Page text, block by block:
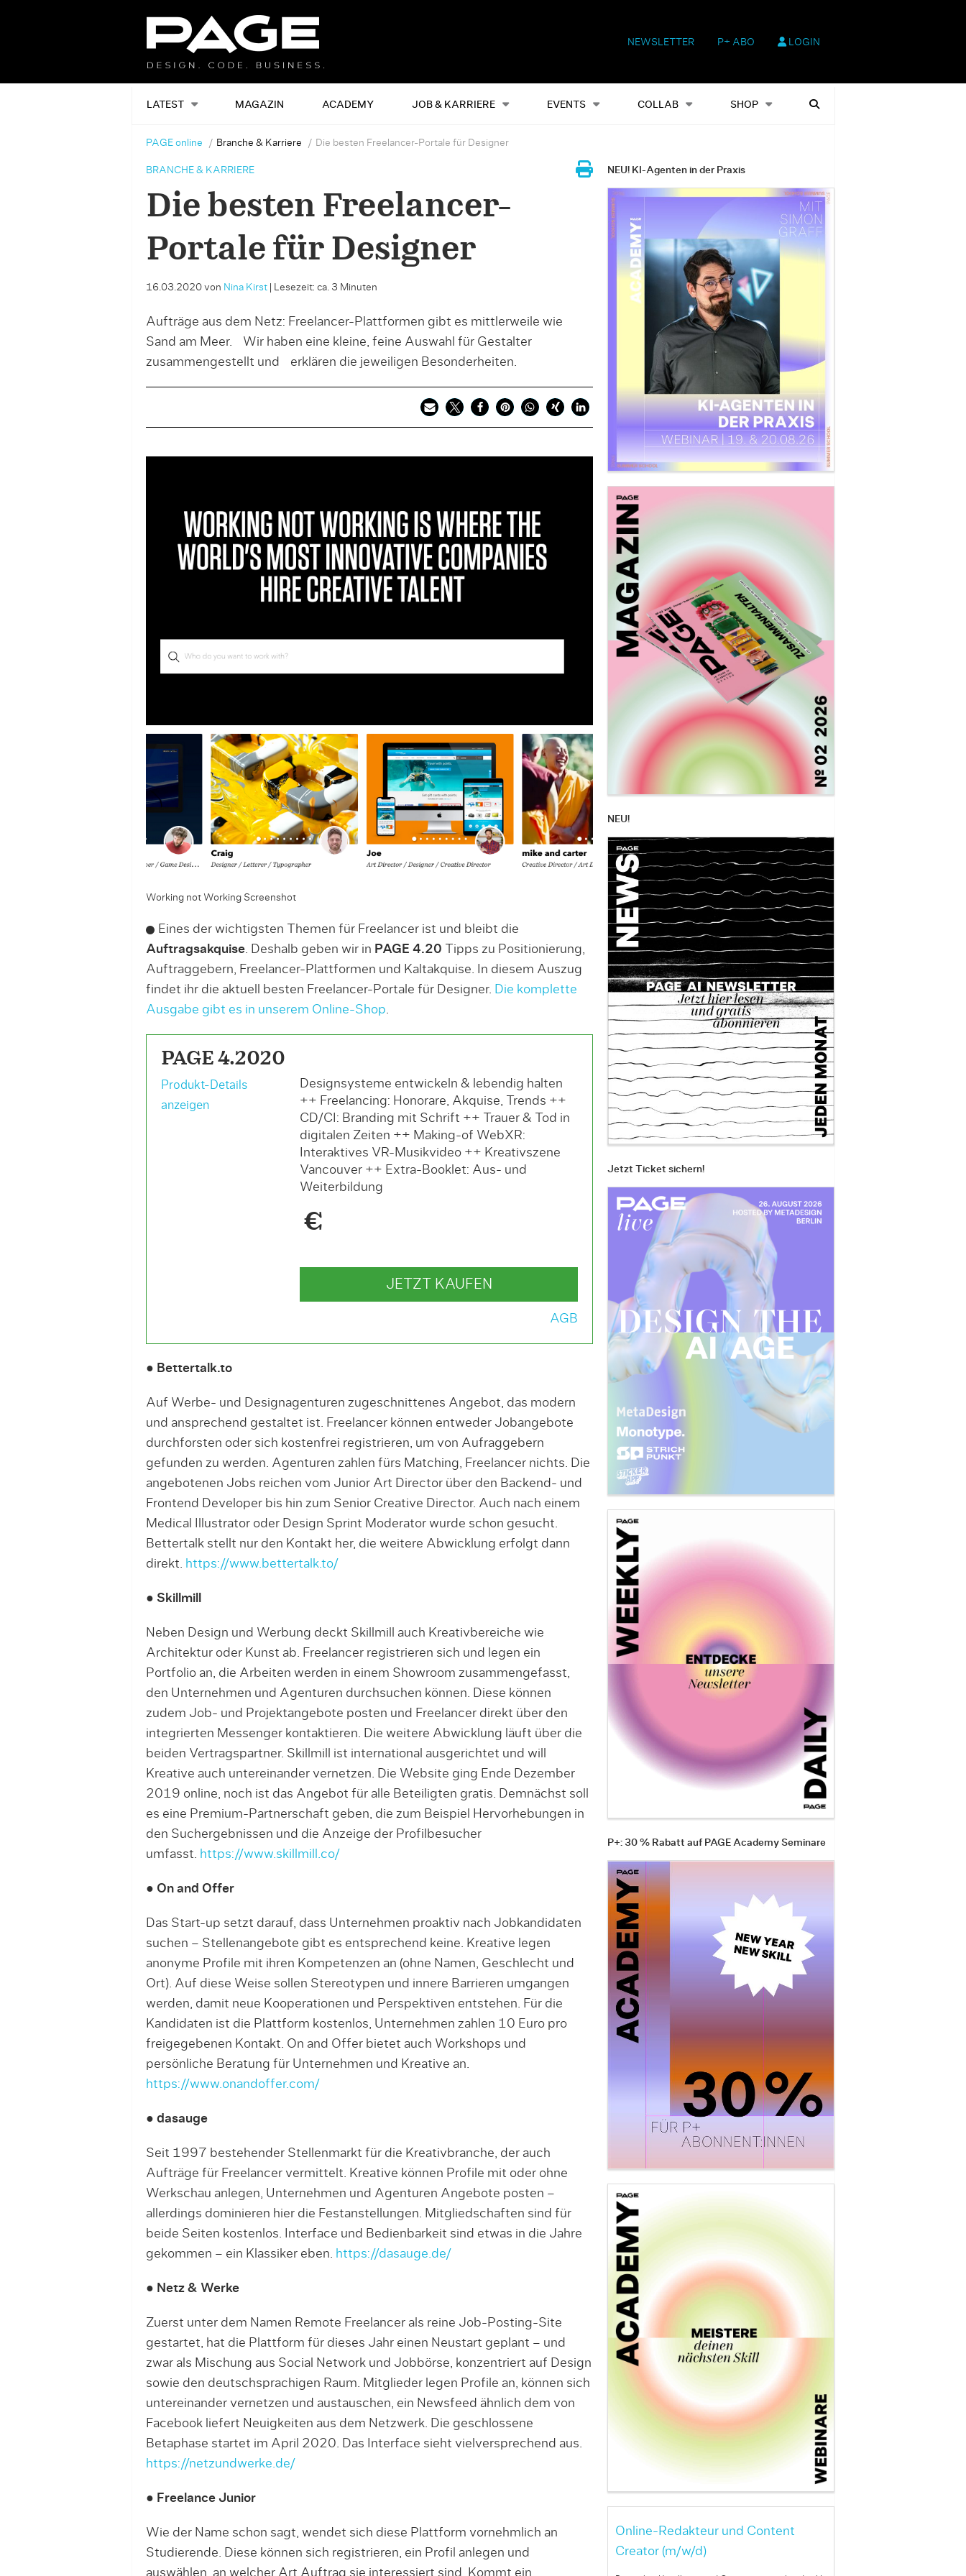
NEWSLETTER P+ ABO LOGIN
LATEST MAGAZIN ACADEMY JOB & KARRIERE EVENTS COLLAB SHOP
Alles Events Shop Heftausgaben Suchen
PAGE online Branche & Karriere Die besten Freelancer-Portale für Designer
BRANCHE & KARRIERE
Die besten Freelancer-
Portale für Designer
16.03.2020 von Nina Kirst| Lesezeit: ca. 3 Minuten
Aufträge aus dem Netz: Freelancer-Plattformen gibt es mittlerweile wie
Sand am Meer. Wir haben eine kleine, feine Auswahl für Gestalter
zusammengestellt und erklären die jeweiligen Besonderheiten.
Working not Working Screenshot
Eines der wichtigsten Themen für Freelancer ist und bleibt die
Auftragsakquise. Deshalb geben wir in PAGE 4.20 Tipps zu Positionierung,
Auftraggebern, Freelancer-Plattformen und Kaltakquise. In diesem Auszug
findet ihr die aktuell besten Freelancer-Portale für Designer. Die komplette
Ausgabe gibt es in unserem Online-Shop.
PAGE 4.2020
Produkt-Details
anzeigen
Designsysteme entwickeln & lebendig halten
++ Freelancing: Honorare, Akquise, Trends ++
CD/CI: Branding mit Schrift ++ Trauer & Tod in
digitalen Zeiten ++ Making-of WebXR:
Interaktives VR-Musikvideo ++ Kreativszene
Vancouver ++ Extra-Booklet: Aus- und
Weiterbildung
€
JETZT KAUFEN
AGB
● Bettertalk.to
Auf Werbe- und Designagen­turen zugeschnittenes Angebot, das modern
und ansprechend gestaltet ist. Freelancer kön­nen ent­weder Jobangebote
durchforsten oder sich kos­tenfrei registrieren, um von Aufragge­bern
gefunden zu werden. Agenturen zahlen fürs Matching, Freelancer nichts. Die
ange­bo­tenen Jobs reichen vom Junior Art Director über den Backend- und
Frontend Developer bis hin zum Senior Creative Director. Auch nach einem
Medical Illustrator oder Design Sprint Moderator wurde schon gesucht.
Bettertalk stellt nur den Kontakt her, die weitere Abwick­lung erfolgt dann
direkt. https://www.bettertalk.to/
● Skillmill
Neben Design und Werbung deckt Skillmill auch Kreativbereiche wie
Architektur oder Kunst ab. Freelancer registrieren sich und legen ein
Portfolio an, die Arbeiten werden in einem Showroom zusammengefasst,
den Unternehmen und Agenturen durchsuchen können. Diese können
zudem Job- und Projektangebote posten und Freelancer direkt über den
integrierten Messenger kontaktieren. Die weitere Abwicklung läuft über die
beiden Vertrags­partner. Skillmill ist interna­tional ausgerichtet und will
Kreative auch untereinander vernetzen. Die Website ging Ende Dezember
2019 online, noch ist das Angebot für alle Beteilig­ten gratis. Demnächst soll
es eine Premium-Partnerschaft geben, die zum Beispiel Hervor­hebungen in
den Suchergebnissen und die Anzeige der Profilbesucher
umfasst. https://www.skillmill.co/
● On and Offer
Das Start-up setzt darauf, dass Unternehmen proaktiv nach Jobkandida­ten
su­chen – Stellenangebote gibt es entsprechend keine. Kreative legen
anonyme Profile mit ihren Kompetenzen an (ohne Namen, Geschlecht und
Ort). Auf diese Weise sollen Stereotypen und innere Barrieren umgangen
werden, damit neue Kooperationen und Perspektiven entstehen. Für die
Kandidaten ist die Plattform kostenlos, Unternehmen zahlen 10 Euro pro
freigegebenen Kontakt. On and Offer bietet auch Workshops und
persönliche Beratung für Unternehmen und Kreative an.
https://www.onandoffer.com/
● dasauge
Seit 1997 bestehender Stellenmarkt für die Kreativbranche, der auch
Aufträge für Freelancer vermittelt. Kreative können Profile mit oder ohne
Werkschau anlegen, Unternehmen und Agenturen Angebote posten –
allerdings dominieren hier die Festanstellungen. Mitgliedschaften sind für
beide Seiten kos­ten­los. Interface und Bedienbarkeit sind etwas in die Jahre
gekommen – ein Klassiker eben. https://dasauge.de/
● Netz & Werke
Zuerst unter dem Namen Remote Freelancer als reine Job-Posting-Site
gestartet, hat die Plattform für dieses Jahr einen Neustart geplant – und
zwar als Mischung aus Social Network und Jobbörse, konzentriert auf Design
sowie den deutschsprachigen Raum. Mitglieder legen Profile an, können sich
un­ter­einander vernetzen und austauschen, ein News­feed ähnlich dem von
Facebook liefert Neuigkeiten aus dem Netzwerk. Die geschlossene
Betaphase startet im April 2020. Das Interface sieht vielversprechend aus.
https://netzundwerke.de/
● Freelance Junior
Wie der Name schon sagt, wendet sich diese Plattform vornehmlich an
Studierende. Diese können sich registrieren, ein Profil anlegen und
auswählen, an welcher Art Auftrag sie interessiert sind. Kommt ein
NEU! KI-Agenten in der Praxis
NEU!
Jetzt Ticket sichern!
P+: 30 % Rabatt auf PAGE Academy Seminare
Online-Redakteur und Content
Creator (m/w/d)